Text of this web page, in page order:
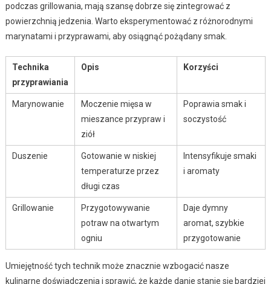
podczas grillowania, mają szansę dobrze się zintegrować z
powierzchnią jedzenia. Warto eksperymentować z różnorodnymi
marynatami i przyprawami, aby osiągnąć pożądany smak.
Technika
przyprawiania
Opis Korzyści
Marynowanie
Moczenie mięsa w
mieszance przypraw i
ziół
Poprawia smak i
soczystość
Duszenie
Gotowanie w niskiej
temperaturze przez
długi czas
Intensyfikuje smaki
i aromaty
Grillowanie
Przygotowywanie
potraw na otwartym
ogniu
Daje dymny
aromat, szybkie
przygotowanie
Umiejętność tych technik może znacznie wzbogacić nasze
kulinarne doświadczenia i sprawić, że każde danie stanie się bardziej